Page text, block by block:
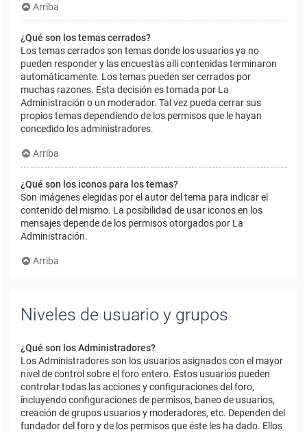
Arriba
¿Qué son los temas cerrados?
Los temas cerrados son temas donde los usuarios ya no
pueden responder y las encuestas allí contenidas terminaron
automáticamente. Los temas pueden ser cerrados por
muchas razones. Esta decisión es tomada por La
Administración o un moderador. Tal vez pueda cerrar sus
propios temas dependiendo de los permisos que le hayan
concedido los administradores.
Arriba
¿Qué son los iconos para los temas?
Son imágenes elegidas por el autor del tema para indicar el
contenido del mismo. La posibilidad de usar iconos en los
mensajes depende de los permisos otorgados por La
Administración.
Arriba
Niveles de usuario y grupos
¿Qué son los Administradores?
Los Administradores son los usuarios asignados con el mayor
nivel de control sobre el foro entero. Estos usuarios pueden
controlar todas las acciones y configuraciones del foro,
incluyendo configuraciones de permisos, baneo de usuarios,
creación de grupos usuarios y moderadores, etc. Dependen del
fundador del foro y de los permisos que éste les ha dado. Ellos